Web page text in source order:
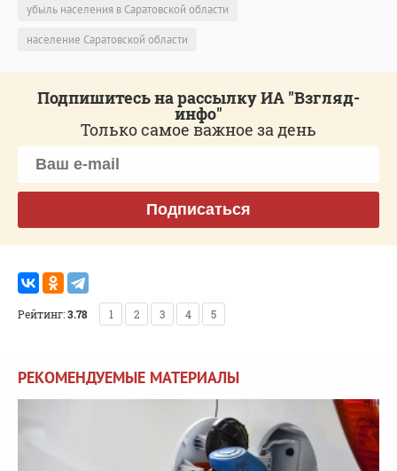
убыль населения в Саратовской области
население Саратовской области
Подпишитесь на рассылку ИА "Взгляд-
инфо"
Только самое важное за день
Подписаться
Рейтинг:3.78 1 2 3 4 5
РЕКОМЕНДУЕМЫЕ МАТЕРИАЛЫ